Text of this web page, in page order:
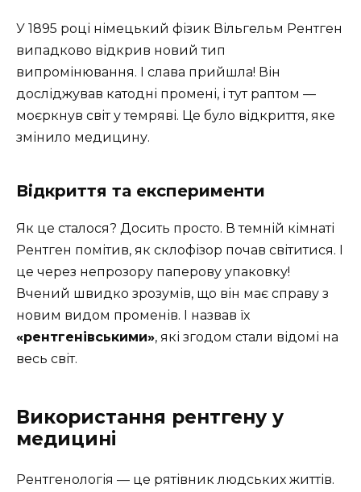
У 1895 році німецький фізик Вільгельм Рентген
випадково відкрив новий тип
випромінювання. І слава прийшла! Він
досліджував катодні промені, і тут раптом —
моєркнув світ у темряві. Це було відкриття, яке
змінило медицину.
Відкриття та експерименти
Як це сталося? Досить просто. В темній кімнаті
Рентген помітив, як склофізор почав світитися. І
це через непрозору паперову упаковку!
Вчений швидко зрозумів, що він має справу з
новим видом променів. І назвав їх
«рентгенівськими», які згодом стали відомі на
весь світ.
Використання рентгену у
медицині
Рентгенологія — це рятівник людських життів.